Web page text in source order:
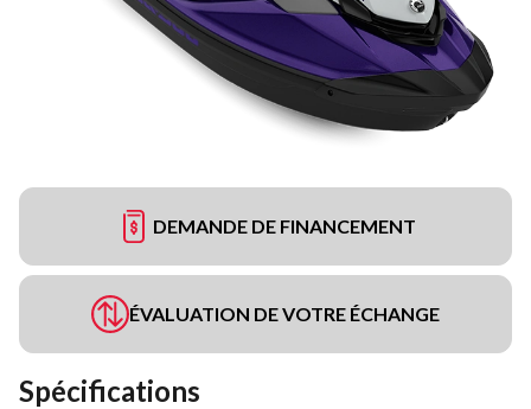
DEMANDE DE FINANCEMENT
ÉVALUATION DE VOTRE ÉCHANGE
Spécifications